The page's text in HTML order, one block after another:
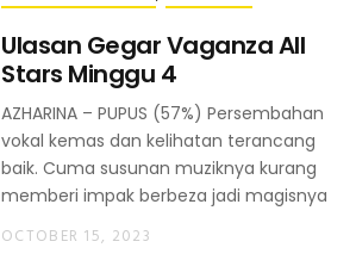
Ulasan Gegar Vaganza All
Stars Minggu 4
AZHARINA – PUPUS (57%) Persembahan
vokal kemas dan kelihatan terancang
baik. Cuma susunan muziknya kurang
memberi impak berbeza jadi magisnya
OCTOBER 15, 2023